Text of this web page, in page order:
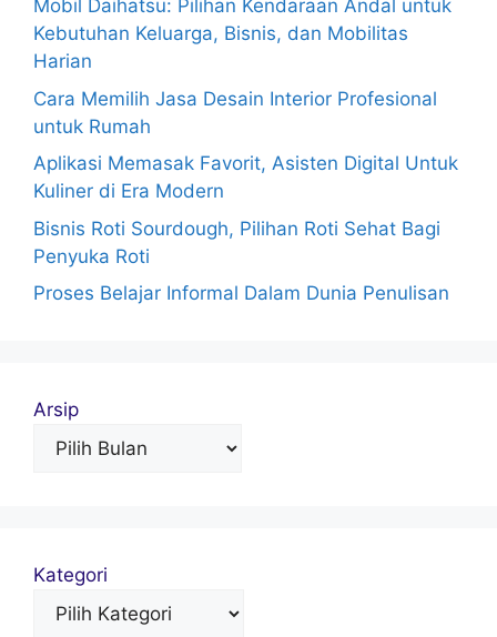
Mobil Daihatsu: Pilihan Kendaraan Andal untuk
Kebutuhan Keluarga, Bisnis, dan Mobilitas
Harian
Cara Memilih Jasa Desain Interior Profesional
untuk Rumah
Aplikasi Memasak Favorit, Asisten Digital Untuk
Kuliner di Era Modern
Bisnis Roti Sourdough, Pilihan Roti Sehat Bagi
Penyuka Roti
Proses Belajar Informal Dalam Dunia Penulisan
Arsip
Kategori